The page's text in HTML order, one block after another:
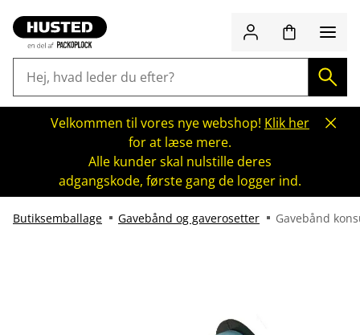
Velkommen til vores nye webshop! Klik her
for at læse mere.
Alle kunder skal nulstille deres
adgangskode, første gang de logger ind.
Butiksemballage Gavebånd og gaverosetter Gavebånd